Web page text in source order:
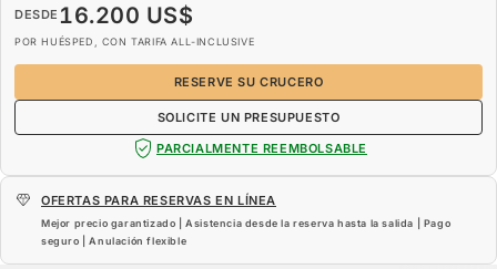
DESDE 16.200 US$
POR HUÉSPED, CON TARIFA ALL-INCLUSIVE
RESERVE SU CRUCERO
SOLICITE UN PRESUPUESTO
PARCIALMENTE REEMBOLSABLE
OFERTAS PARA RESERVAS EN LÍNEA
Mejor precio garantizado | Asistencia desde la reserva hasta la salida | Pago
seguro | Anulación flexible